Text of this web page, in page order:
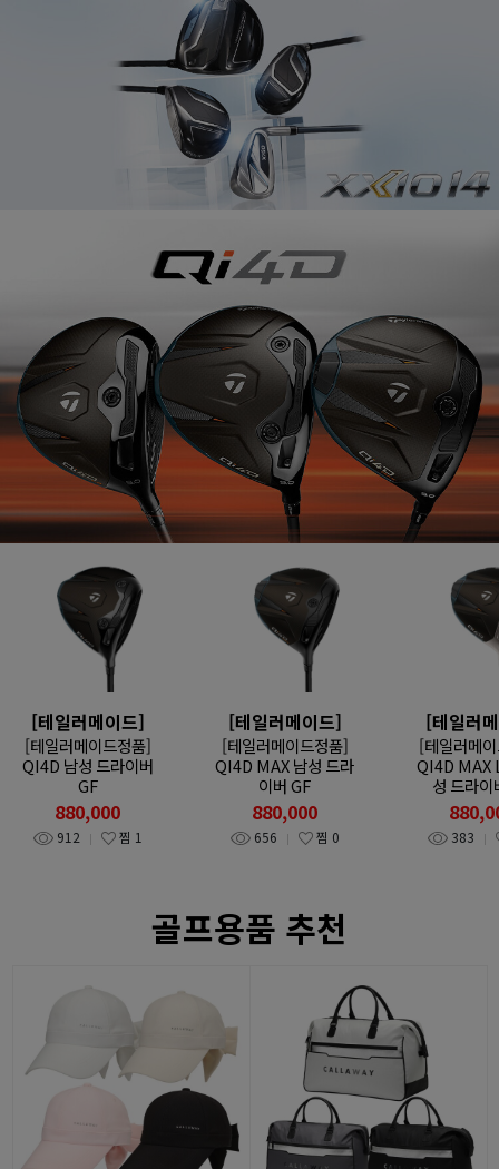
[테일러메이드]
[테일러메이드정품]
QI4D 남성 드라이버
GF
880,000
912 찜 1
[테일러메이드]
[테일러메이드정품]
QI4D MAX 남성 드라
이버 GF
880,000
656 찜 0
[테일러
[테일러메
QI4D MAX
성 드라이
383
골프용품 추천